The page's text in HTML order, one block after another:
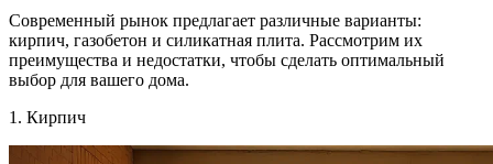
Современный рынок предлагает различные варианты:
кирпич, газобетон и силикатная плита. Рассмотрим их
преимущества и недостатки, чтобы сделать оптимальный
выбор для вашего дома.
1. Кирпич